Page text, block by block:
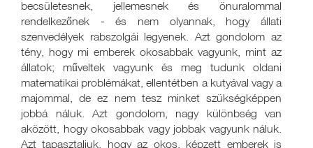
becsületesnek, jellemesnek és önuralommal
rendelkezőnek - és nem olyannak, hogy állati
szenvedélyek rabszolgái legyenek. Azt gondolom az
tény, hogy mi emberek okosabbak vagyunk, mint az
állatok; műveltek vagyunk és meg tudunk oldani
matematikai problémákat, ellentétben a kutyával vagy a
majommal, de ez nem tesz minket szükségképpen
jobbá náluk. Azt gondolom, nagy különbség van
aközött, hogy okosabbak vagy jobbak vagyunk náluk.
Azt tapasztaljuk, hogy az okos, képzett emberek is